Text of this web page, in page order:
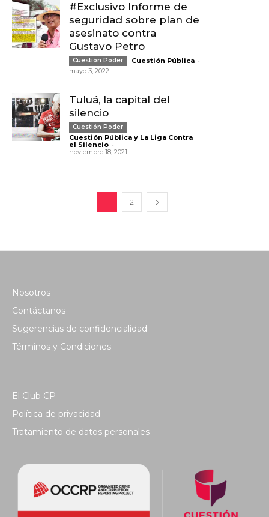
#Exclusivo Informe de
seguridad sobre plan de
asesinato contra
Gustavo Petro
Cuestión Poder Cuestión Pública -
mayo 3, 2022
Tuluá, la capital del
silencio
Cuestión Poder
Cuestión Pública y La Liga Contra
el Silencio -
noviembre 18, 2021
1 2
Nosotros
Contáctanos
Sugerencias de confidencialidad
Términos y Condiciones
El Club CP
Política de privacidad
Tratamiento de datos personales